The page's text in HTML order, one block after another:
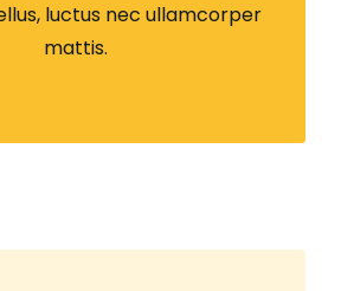
luctus nec ullamcorper
mattis.